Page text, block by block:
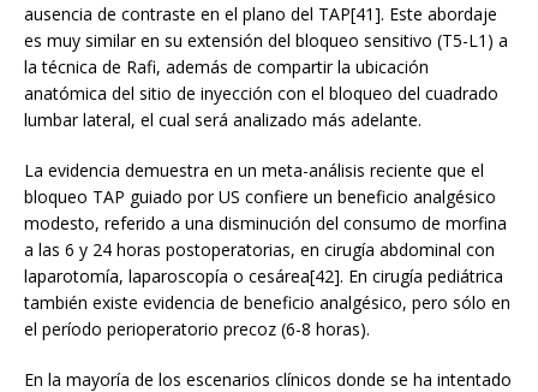
ausencia de contraste en el plano del TAP[41]. Este abordaje
es muy similar en su extensión del bloqueo sensitivo (T5-L1) a
la técnica de Rafi, además de compartir la ubicación
anatómica del sitio de inyección con el bloqueo del cuadrado
lumbar lateral, el cual será analizado más adelante.
La evidencia demuestra en un meta-análisis reciente que el
bloqueo TAP guiado por US confiere un beneficio analgésico
modesto, referido a una disminución del consumo de morfina
a las 6 y 24 horas postoperatorias, en cirugía abdominal con
laparotomía, laparoscopía o cesárea[42]. En cirugía pediátrica
también existe evidencia de beneficio analgésico, pero sólo en
el período perioperatorio precoz (6-8 horas).
En la mayoría de los escenarios clínicos donde se ha intentado